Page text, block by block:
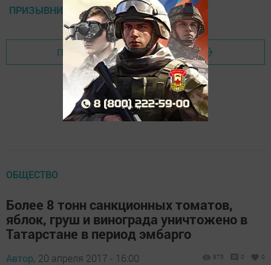
ПРИЗЫВНИКИ
Перейти на страницу новости
ОБЩЕСТВО
Более 8 тонн санкционных томатов,
яблок, груш и винограда уничтожено в
Татарстане в период эмбарго
Автор, 20 апреля 2017 - 16:00 875 0 0